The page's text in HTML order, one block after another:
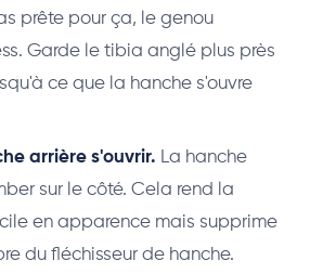
prête pour ça, le genou
Garde le tibia anglé plus près
ce que la hanche s'ouvre
arrière s'ouvrir. La hanche
sur le côté. Cela rend la
en apparence mais supprime
du fléchisseur de hanche.